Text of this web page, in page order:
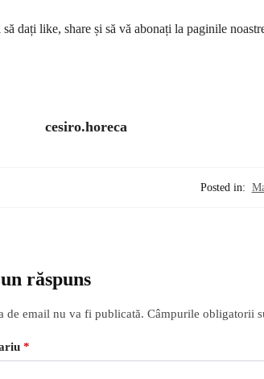
dați like, share și să vă abonați la paginile
cesiro.horeca
Posted in:
răspuns
de email nu va fi publicată. Câmpurile obligatorii
*